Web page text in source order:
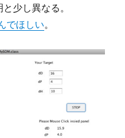
少し異なる。
でほしい。